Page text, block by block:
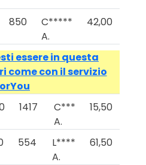
850
C*****
A.
42,00
essere in questa
come con il servizio
1417
C***
A.
15,50
554
L****
A.
61,50